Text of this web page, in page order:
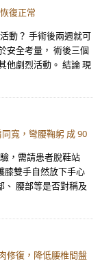
復正常
動？ 手術後兩週就可
安全考量， 術後三個
他劇烈活動。 結論 現
寬，彎腰鞠躬 成 90
，需請患者脫鞋站
膝雙手自然放下手心
、 腰部等是否對稱及
修復，降低腰椎間盤